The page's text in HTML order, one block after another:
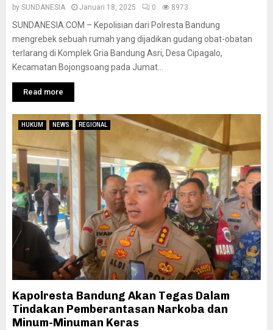
by SUNDANESIA Januari 18, 2025 0 8973
SUNDANESIA.COM – Kepolisian dari Polresta Bandung
mengrebek sebuah rumah yang dijadikan gudang obat-obatan
terlarang di Komplek Gria Bandung Asri, Desa Cipagalo,
Kecamatan Bojongsoang pada Jumat...
Read more
HUKUM NEWS REGIONAL
Kapolresta Bandung Akan Tegas Dalam
Tindakan Pemberantasan Narkoba dan
Minum-Minuman Keras